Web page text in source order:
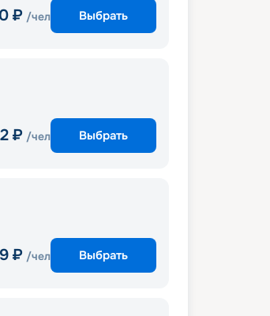
₽ /чел Выбрать
₽ /чел Выбрать
₽ /чел Выбрать